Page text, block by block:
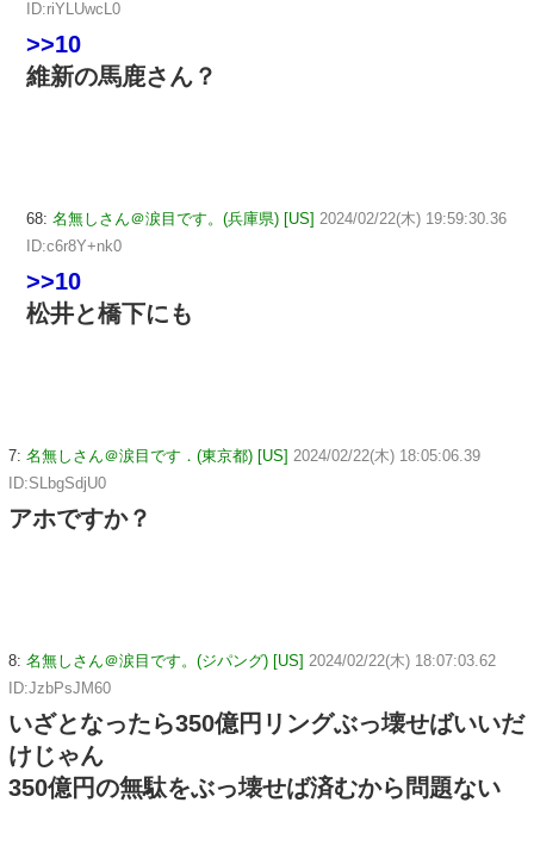
ID:riYLUwcL0
>>10
維新の馬鹿さん？
68: 名無しさん＠涙目です。(兵庫県) [US] 2024/02/22(木) 19:59:30.36
ID:c6r8Y+nk0
>>10
松井と橋下にも
7: 名無しさん＠涙目です．(東京都) [US] 2024/02/22(木) 18:05:06.39
ID:SLbgSdjU0
アホですか？
8: 名無しさん＠涙目です。(ジパング) [US] 2024/02/22(木) 18:07:03.62
ID:JzbPsJM60
いざとなったら350億円リングぶっ壊せばいいだ
けじゃん
350億円の無駄をぶっ壊せば済むから問題ない